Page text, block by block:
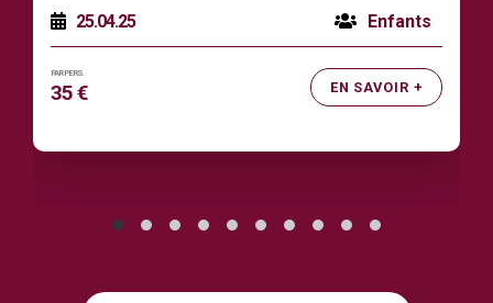
Enfants
25.04.25
EN SAVOIR +
35 €